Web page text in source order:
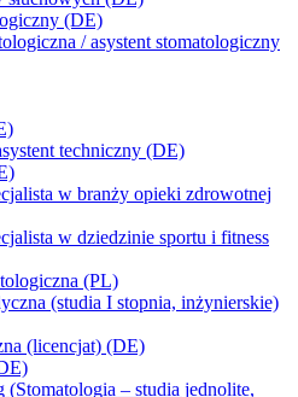
(DE)
/ asystent stomatologiczny
techniczny (DE)
w branży opieki zdrowotnej
w dziedzinie sportu i fitness
(PL)
(studia I stopnia, inżynierskie)
(licencjat) (DE)
(Stomatologia – studia jednolite,